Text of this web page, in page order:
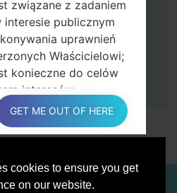
cookies to ensure you get
on our website.
i automatycznego
klawisz Start. Twój
się ponownie i odłączy
PORÓWNAJ
związane z zadaniem
publicznym
uprawnień
Właścicielowi;
konieczne do celów
interesów
właściciela lub
Właściciel z
prawną, która ma
GET ME OUT OF HERE